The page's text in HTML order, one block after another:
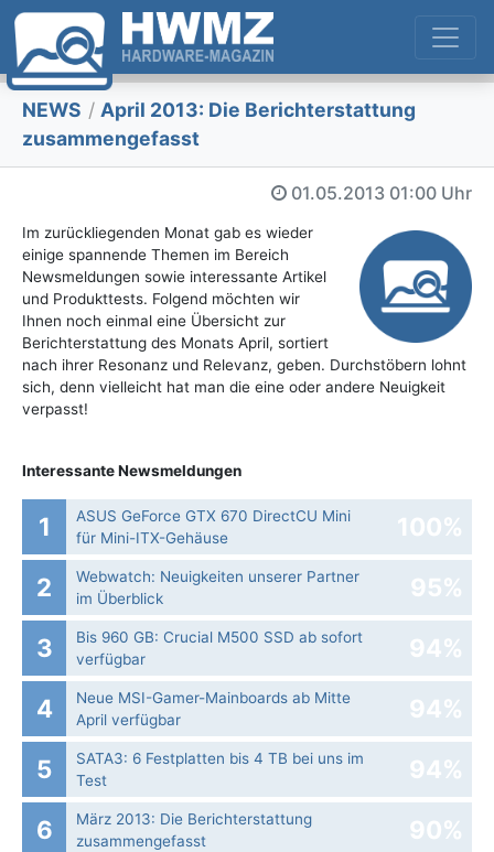
NEWS / April 2013: Die Berichterstattung
zusammengefasst
01.05.2013 01:00 Uhr
Im zurückliegenden Monat gab es wieder
einige spannende Themen im Bereich
Newsmeldungen sowie interessante Artikel
und Produkttests. Folgend möchten wir
Ihnen noch einmal eine Übersicht zur
Berichterstattung des Monats April, sortiert
nach ihrer Resonanz und Relevanz, geben. Durchstöbern lohnt
sich, denn vielleicht hat man die eine oder andere Neuigkeit
verpasst!
Interessante Newsmeldungen
1
ASUS GeForce GTX 670 DirectCU Mini
für Mini-ITX-Gehäuse
100%
2
Webwatch: Neuigkeiten unserer Partner
im Überblick
95%
3
Bis 960 GB: Crucial M500 SSD ab sofort
verfügbar
94%
4
Neue MSI-Gamer-Mainboards ab Mitte
April verfügbar
94%
5
SATA3: 6 Festplatten bis 4 TB bei uns im
Test
94%
6
März 2013: Die Berichterstattung
zusammengefasst
90%